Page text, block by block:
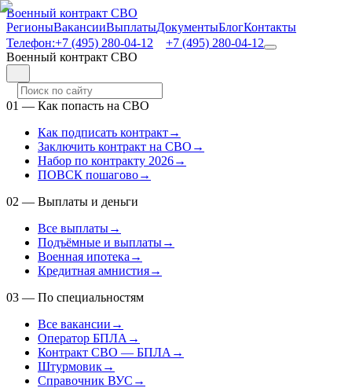
Военный контракт СВО
РегионыВакансииВыплатыДокументыБлогКонтакты
Телефон:+7 (495) 280-04-12
+7 (495) 280-04-12
Военный контракт СВО
01 — Как попасть на СВО
Как подписать контракт→
Заключить контракт на СВО →
Набор по контракту 2026→
ПОВСК пошагово→
02 — Выплаты и деньги
Все выплаты→
Подъёмные и выплаты→
Военная ипотека →
Кредитная амнистия→
03 — По специальностям
Все вакансии →
Оператор БПЛА →
Контракт СВО — БПЛА →
Штурмовик→
Справочник ВУС →